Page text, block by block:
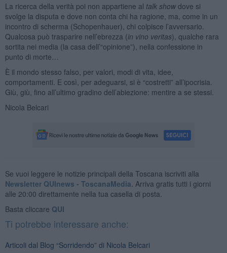
La ricerca della verità poi non appartiene al talk showdove si
svolge la disputa e dove non conta chi ha ragione, ma, come in un
incontro di scherma (Schopenhauer), chi colpisce l’avversario.
Qualcosa può trasparire nell’ebrezza (in vino veritas), qualche rara
sortita nei media (la casa dell’“opinione”), nella confessione in
punto di morte…
È il mondo stesso falso, per valori, modi di vita, idee,
comportamenti. E così, per adeguarsi, si è “costretti” all’ipocrisia.
Giù, giù, fino all’ultimo gradino dell’abiezione: mentire a se stessi.
Nicola Belcari
Se vuoi leggere le notizie principali della Toscana iscriviti alla
Newsletter QUInews - ToscanaMedia. Arriva gratis tutti i giorni
alle 20:00 direttamente nella tua casella di posta.
Basta cliccare QUI
Ti potrebbe interessare anche:
Articoli dal Blog “Sorridendo” di Nicola Belcari